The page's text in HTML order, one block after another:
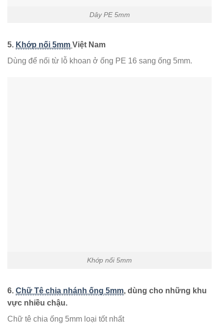
Dây PE 5mm
5. Khớp nối 5mm Việt Nam
Dùng để nối từ lỗ khoan ở ống PE 16 sang ống 5mm.
Khớp nối 5mm
6. Chữ Tê chia nhánh ống 5mm, dùng cho những khu
vực nhiều chậu.
Chữ tê chia ống 5mm loại tốt nhất